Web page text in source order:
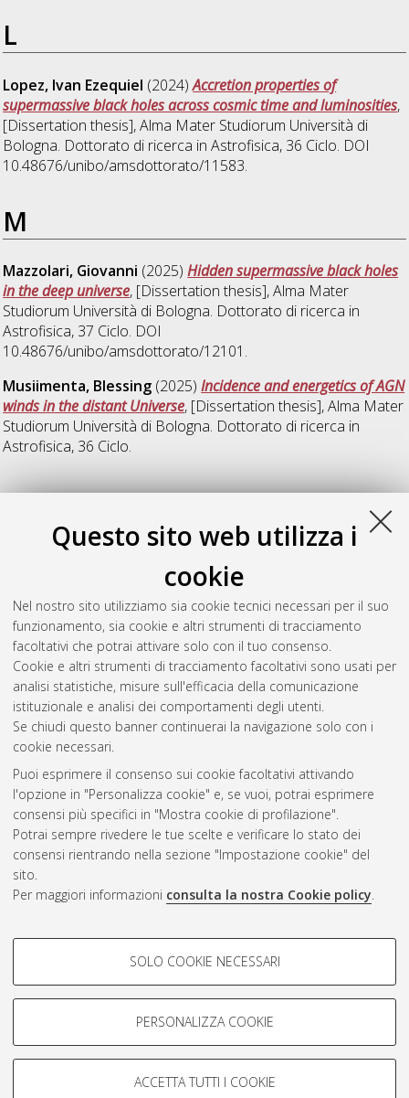
Questo sito web utilizza i
cookie
Nel nostro sito utilizziamo sia cookie tecnici necessari per il suo
funzionamento, sia cookie e altri strumenti di tracciamento
facoltativi che potrai attivare solo con il tuo consenso.
Cookie e altri strumenti di tracciamento facoltativi sono usati per
analisi statistiche, misure sull'efficacia della comunicazione
istituzionale e analisi dei comportamenti degli utenti.
Se chiudi questo banner continuerai la navigazione solo con i
cookie necessari.
Puoi esprimere il consenso sui cookie facoltativi attivando
l'opzione in "Personalizza cookie" e, se vuoi, potrai esprimere
consensi più specifici in "Mostra cookie di profilazione".
Potrai sempre rivedere le tue scelte e verificare lo stato dei
consensi rientrando nella sezione "Impostazione cookie" del
sito.
Per maggiori informazioni consulta la nostra Cookie policy.
COOKIE DI PROFILAZIONE -
Si tratta di cookie utilizzati per analizzare le caratteristiche della
navigazione degli utenti, creare profili in base al loro comportamento
Mostra cookie di profilazione
SOLO COOKIE NECESSARI
PERSONALIZZA COOKIE
ACCETTA TUTTI I COOKIE
L
Lopez, Ivan Ezequiel (2024)Accretion properties of
supermassive black holes across cosmic time and luminosities,
[Dissertation thesis], Alma Mater Studiorum Università di
Bologna. Dottorato di ricerca inAstrofisica, 36 Ciclo. DOI
10.48676/unibo/amsdottorato/11583.
M
Mazzolari, Giovanni (2025)Hidden supermassive black holes
in the deep universe, [Dissertation thesis], Alma Mater
Studiorum Università di Bologna. Dottorato di ricerca in
Astrofisica, 37 Ciclo. DOI
10.48676/unibo/amsdottorato/12101.
Musiimenta, Blessing (2025)Incidence and energetics of AGN
winds in the distant Universe, [Dissertation thesis], Alma Mater
Studiorum Università di Bologna. Dottorato di ricerca in
Astrofisica, 36 Ciclo.
P
Perna, Michele(2016) Starbursting to Quenching: the Role of
X-Ray Emission in Active Galactic Nuclei Feedback Processes.
[Dissertation thesis], Alma Mater Studiorum Università di
Bologna. Dottorato di ricerca inAstronomia, 29 Ciclo. DOI
10.6092/unibo/amsdottorato/7767.
Questa lista e' stata generata il Thu Aug 6 20:43:33 2026
Atom
Rss 1.0
Rss 2.0
ISSN: 2038-7946
Impostazioni Cookie
Informativa sulla privacy
Condizioni d’uso del sito